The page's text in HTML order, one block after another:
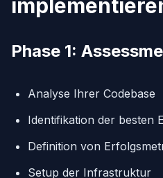
Phase 1:
Analyse Ihrer Codebase
Identifikation der besten
Definition von
Setup der Infrastruktur